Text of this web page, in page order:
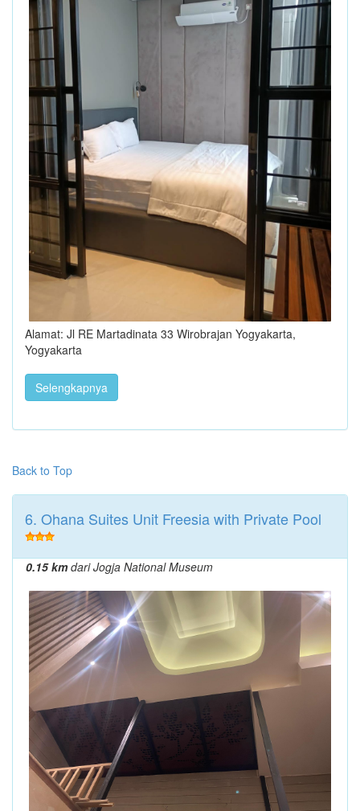
Alamat: Jl RE Martadinata 33 Wirobrajan Yogyakarta,
Yogyakarta
Selengkapnya
Back to Top
6. Ohana Suites Unit Freesia with Private Pool
0.15 kmdari Jogja National Museum